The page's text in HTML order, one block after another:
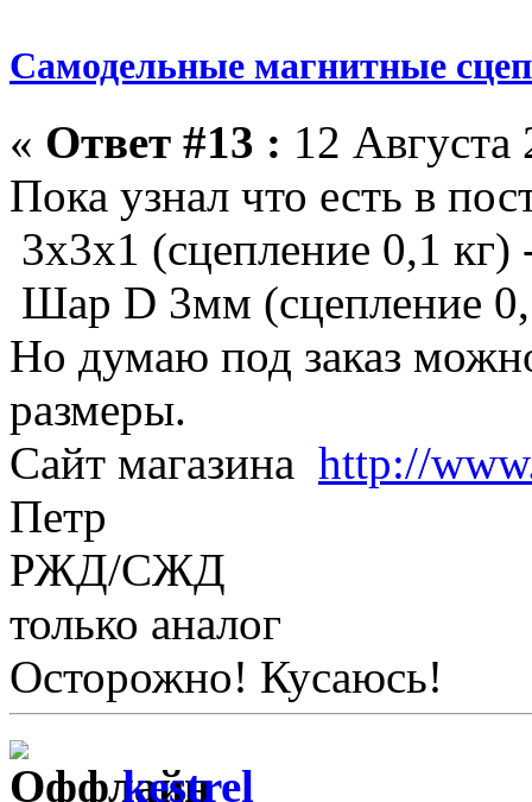
Самодельные магнитные
« Ответ #13 : 12
Пока узнал что есть в
3х3х1 (сцепление 0,1
Шар D 3мм (сцепление
Но думаю под заказ
размеры.
Сайт магазина http://
Петр
РЖД/СЖД
только аналог
Осторожно! Кусаюсь!
kestrel